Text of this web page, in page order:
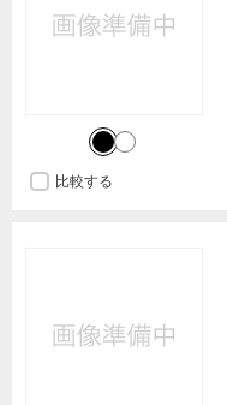
比較する